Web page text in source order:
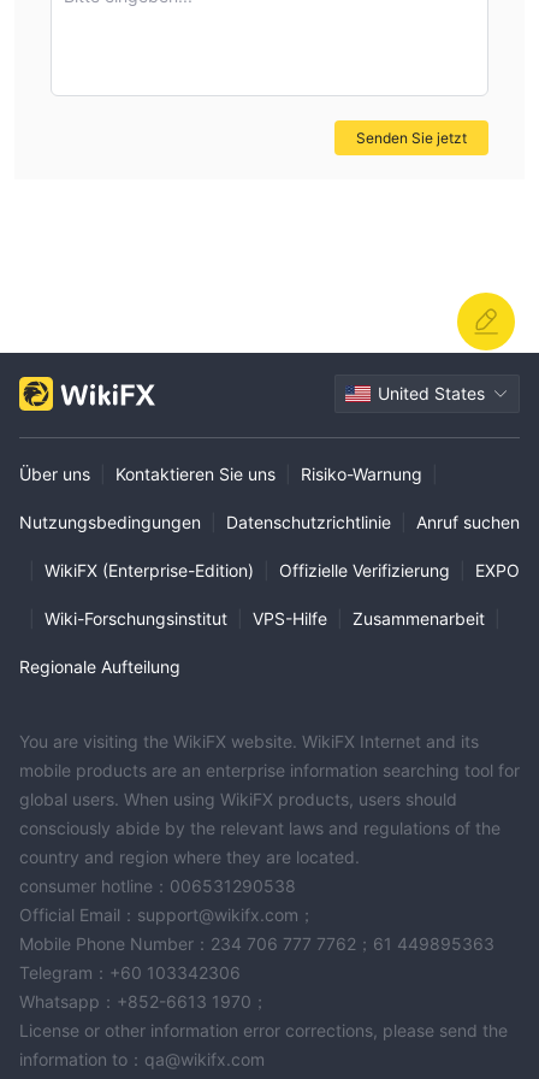
Senden Sie jetzt
United States
Über uns Kontaktieren Sie uns Risiko-Warnung
Nutzungsbedingungen Datenschutzrichtlinie Anruf suchen
WikiFX (Enterprise-Edition) Offizielle Verifizierung EXPO
Wiki-Forschungsinstitut VPS-Hilfe Zusammenarbeit
Regionale Aufteilung
You are visiting the WikiFX website. WikiFX Internet and its
mobile products are an enterprise information searching tool for
global users. When using WikiFX products, users should
consciously abide by the relevant laws and regulations of the
country and region where they are located.
consumer hotline：006531290538
Official Email：support@wikifx.com；
Mobile Phone Number：234 706 777 7762；61 449895363
Telegram：+60 103342306
Whatsapp：+852-6613 1970；
License or other information error corrections, please send the
information to：qa@wikifx.com